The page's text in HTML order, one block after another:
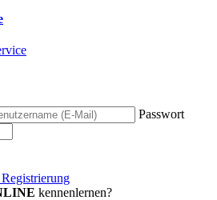
Passwort
kennenlernen?